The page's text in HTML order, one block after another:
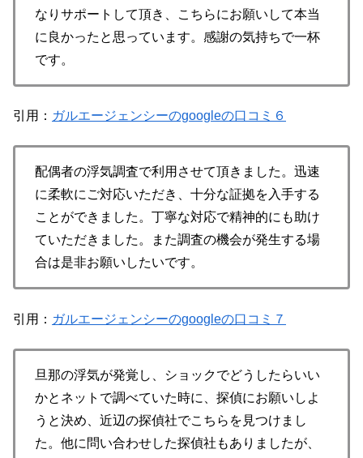
なりサポートして頂き、こちらにお願いして本当
に良かったと思っています。感謝の気持ちで一杯
です。
引用： ガルエージェンシーのgoogleの口コミ６
配偶者の浮気調査で利用させて頂きました。迅速
に柔軟にご対応いただき、十分な証拠を入手する
ことができました。丁寧な対応で精神的にも助け
ていただきました。また調査の機会が発生する場
合は是非お願いしたいです。
引用： ガルエージェンシーのgoogleの口コミ７
旦那の浮気が発覚し、ショックでどうしたらいい
かとネットで調べていた時に、探偵にお願いしよ
うと決め、近辺の探偵社でこちらを見つけまし
た。他に問い合わせした探偵社もありましたが、